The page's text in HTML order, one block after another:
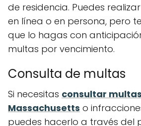
de residencia. Puedes
en línea o en persona, pero
que lo hagas con
multas por vencimiento.
Consulta de multas
Si necesitas consultar
Massachusetts o
puedes hacerlo a través del